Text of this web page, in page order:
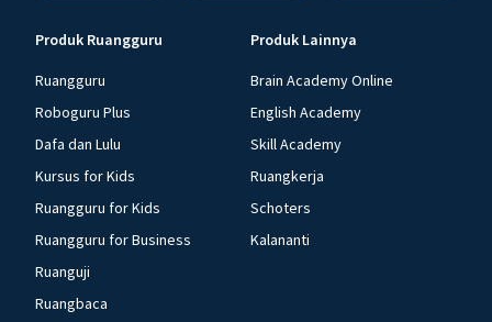
Produk Ruangguru
Ruangguru
Roboguru Plus
Dafa dan Lulu
Kursus for Kids
Ruangguru for Kids
Ruangguru for Business
Ruanguji
Ruangbaca
Produk Lainnya
Brain Academy Online
English Academy
Skill Academy
Ruangkerja
Schoters
Kalananti